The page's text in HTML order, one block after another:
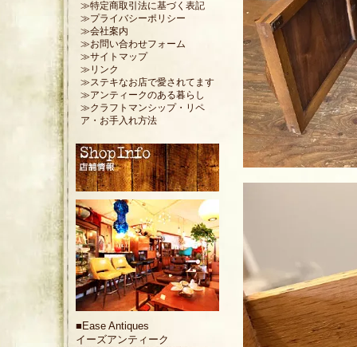
≫特定商取引法に基づく表記
≫プライバシーポリシー
≫会社案内
≫お問い合わせフォーム
≫サイトマップ
≫リンク
≫ステキなお店で愛されてます
≫アンティークのある暮らし
≫クラフトマンシップ・リペ
ア・お手入れ方法
■ Ease Antiques
イーズアンティーク